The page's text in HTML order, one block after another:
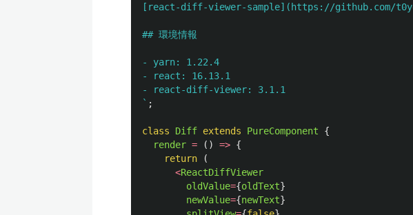
[react-diff-viewer-sample](https://github.com/
## 環境情報
- yarn: 1.22.4
- react: 16.13.1
- react-diff-viewer: 3.1.1
` ;
class Diff extends PureComponent
{
render = () => {
return
(
<ReactDiffViewer
oldValue={oldText}
newValue={newText}